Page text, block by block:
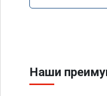
Наши